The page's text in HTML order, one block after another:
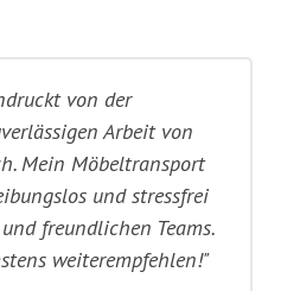
von der
Arbeit von
Mein Möbeltransport
und stressfrei
freundlichen Teams.
weiterempfehlen!"